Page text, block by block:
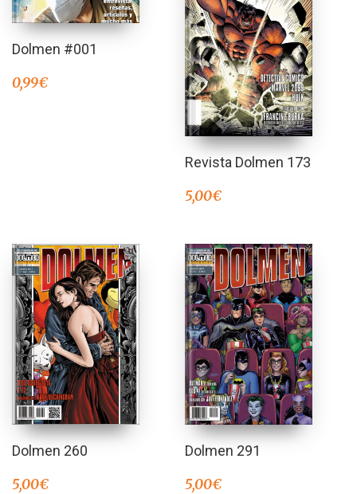
Dolmen #001
0,99€
Revista Dolmen 173
5,00€
Dolmen 260
5,00€
Dolmen 291
5,00€